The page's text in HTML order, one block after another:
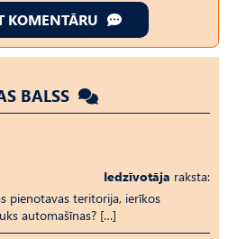
KOMENTĀRU
BALSS
Iedzīvotāja raksta:
pienotavas teritorija, ierīkos
automašīnas? […]